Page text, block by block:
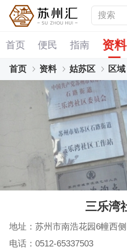
首页 便民 指南 资料
首页 资料 姑苏区 区域
三乐湾
地址：苏州市南浩花园6幢西侧
电话：0512-65337503